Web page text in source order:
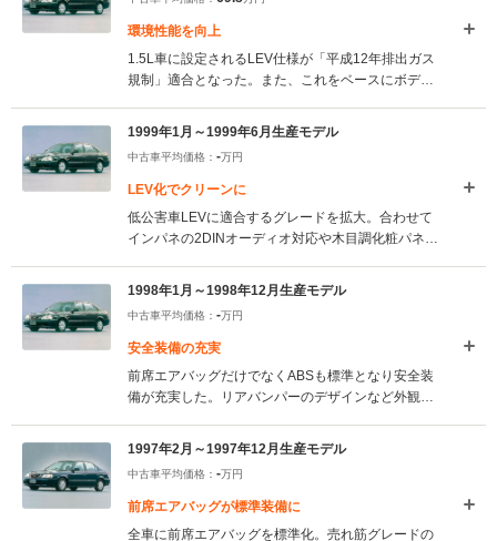
環境性能を向上
1.5L車に設定されるLEV仕様が「平成12年排出ガス
規制」適合となった。また、これをベースにボディ
る特別仕様車「クリーンエディション」が設定され
た。(1999.7)
1999年1月～1999年6月生産モデル
中古車平均価格： -万円
LEV化でクリーンに
低公害車LEVに適合するグレードを拡大。合わせて
インパネの2DINオーディオ対応や木目調化粧パネル
ックSへの変更も行っている。(1999.1)
1998年1月～1998年12月生産モデル
中古車平均価格： -万円
安全装備の充実
前席エアバッグだけでなくABSも標準となり安全装
備が充実した。リアバンパーのデザインなど外観や
1997年2月～1997年12月生産モデル
中古車平均価格： -万円
前席エアバッグが標準装備に
全車に前席エアバッグを標準化。売れ筋グレードの